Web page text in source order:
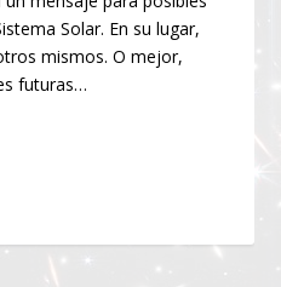
Solar. En su lugar,
mismos. O mejor,
futuras…